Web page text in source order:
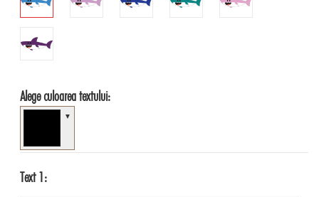
Alege culoarea textului:
▼
Text 1: